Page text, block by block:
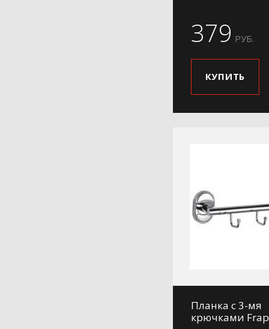
379 РУБ.
КУПИТЬ
Планка с 3-мя
крючками